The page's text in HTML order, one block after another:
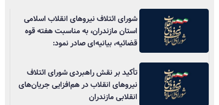
شورای ائتلاف نیروهای انقلاب اسلامی
استان مازندران، به مناسبت هفته قوه
قضائیه، بیانیه‌ای صادر نمود:
تأکید بر نقش راهبردی شورای ائتلاف
نیروهای انقلاب در هم‌افزایی جریان‌های
انقلابی مازندران